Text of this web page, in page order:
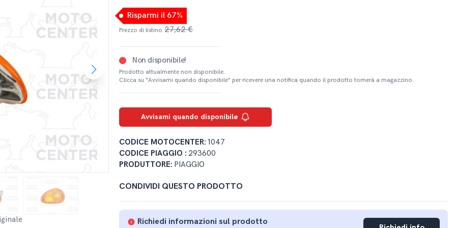
Risparmi il 67%
Prezzo di listino 27,62 €
Non disponibile!
Prodotto attualmente non disponibile.
Clicca su "Avvisami quando disponibile" per ricevere una notifica quando il prodotto tornerà a magazzino.
Avvisami quando disponibile
CODICE MOTOCENTER: 1047
CODICE PIAGGIO : 293600
PRODUTTORE: PIAGGIO
CONDIVIDI QUESTO PRODOTTO
Richiedi informazioni sul prodotto